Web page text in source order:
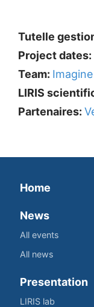
Tutelle
Project dates:
Team: Imagine
LIRIS
Partenaires:
Home
News
All events
All news
Presentation
LIRIS lab